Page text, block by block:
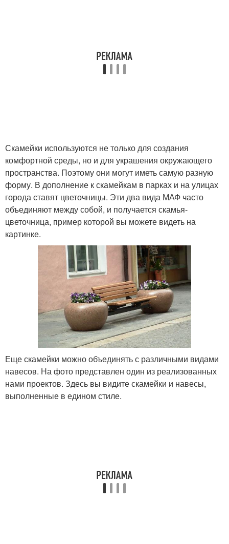
Скамейки используются не только для создания
комфортной среды, но и для украшения окружающего
пространства. Поэтому они могут иметь самую разную
форму. В дополнение к скамейкам в парках и на улицах
города ставят цветочницы. Эти два вида МАФ часто
объединяют между собой, и получается скамья-
цветочница, пример которой вы можете видеть на
картинке.
Еще скамейки можно объединять с различными видами
навесов. На фото представлен один из реализованных
нами проектов. Здесь вы видите скамейки и навесы,
выполненные в едином стиле.